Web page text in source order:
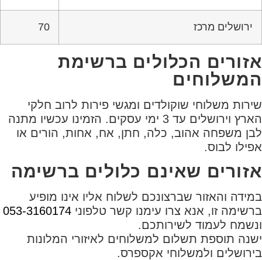
ירושלים מרכז 70
אזורים הכלולים ברשימת
המשלוחים
שירות משלוחי שוקולדים ומגשי פירות לרוב חלקי
הארץ וירושלים עד 3 ימי עסקים. הזמינו עכשיו מתנה
לבן משפחה אהוב, כלה, חתן, אח, אחות, הורים או
אפילו לבוס.
אזורים שאינם כלולים ברשימה
במידה והאזור שברצונכם לשלוח אליו אינו מופיע
ברשימה זו, אנא צרו עימנו קשר טלפוני 053-3160174
ונשמח לעמוד לשירותכם.
ישנה תוספת תשלום למשלוחים לאיזורי המלונות
בירושלים ולמשלוחי אקספרס.